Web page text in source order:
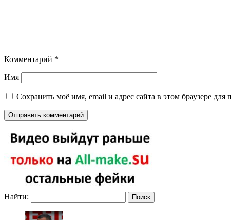
Комментарий *
Имя
Сохранить моё имя, email и адрес сайта в этом браузере
Найти: